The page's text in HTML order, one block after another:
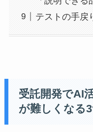
テストの手戻
受託開発でAI
が難しくなる